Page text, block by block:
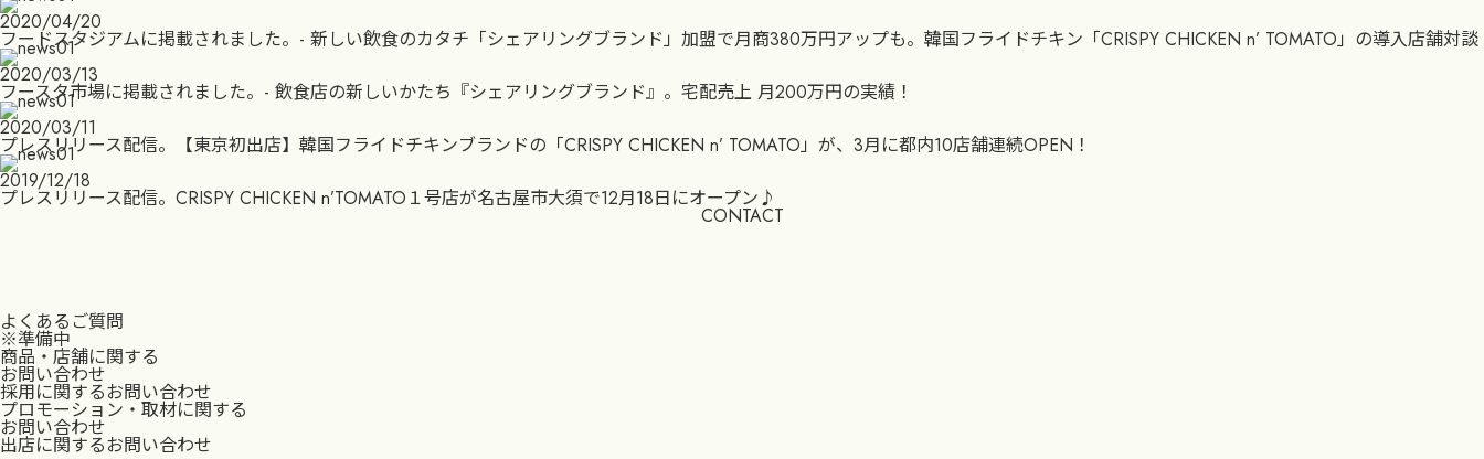
2020/04/20
フードスタジアムに掲載されました。- 新しい飲食のカタチ「シェアリングブランド」加盟で月商380万円アップも。韓国フライドチキン「CRISPY CHICKEN n’ TOMATO」の導入店舗対談
2020/03/13
フースタ市場に掲載されました。- 飲食店の新しいかたち『シェアリングブランド』。宅配売上 月200万円の実績！
2020/03/11
プレスリリース配信。【東京初出店】韓国フライドチキンブランドの「CRISPY CHICKEN n’ TOMATO」が、3月に都内10店舗連続OPEN！
2019/12/18
プレスリリース配信。CRISPY CHICKEN n’TOMATO１号店が名古屋市大須で12月18日にオープン♪
CONTACT
よくあるご質問
※準備中
商品・店舗に関する
お問い合わせ
採用に関するお問い合わせ
プロモーション・取材に関する
お問い合わせ
出店に関するお問い合わせ